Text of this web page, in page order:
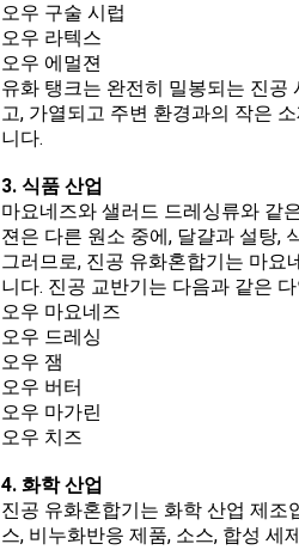
오우 구술 시럽
오우 라텍스
오우 에멀젼
유화 탱크는 완전히 밀봉되는 진공
고, 가열되고 주변 환경과의 작은
니다.
3. 식품 산업
마요네즈와 샐러드 드레싱류와 같
젼은 다른 원소 중에, 달걀과 설탕,
그러므로, 진공 유화혼합기는 마요
니다. 진공 교반기는 다음과 같은
오우 마요네즈
오우 드레싱
오우 잼
오우 버터
오우 마가린
오우 치즈
4. 화학 산업
진공 유화혼합기는 화학 산업 제조
스, 비누화반응 제품, 소스, 합성 세